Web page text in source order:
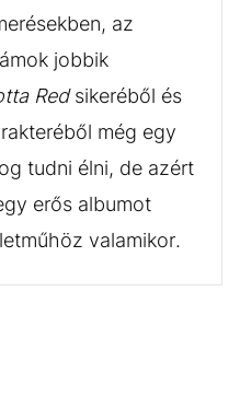
az
jobbik
Redsikeréből és
még egy
tudni élni, de azért
erős albumot
valamikor.